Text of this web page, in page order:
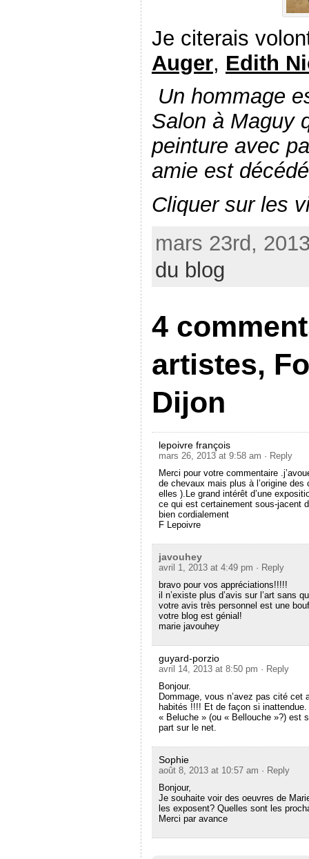
Je citerais
Auger, Edith
Un hommage
Salon à Maguy
peinture avec
amie est
Cliquer sur les
mars 23rd,
du blog
4
artistes,
Dijon
lepoivre françois
mars 26, 2013 at 9:58 am · Reply
Merci pour votre commentaire
de chevaux mais plus à l’origine des
elles ).Le grand intérêt d’une
ce qui est certainement sous-jacent
bien cordialement
F Lepoivre
javouhey
avril 1, 2013 at 4:49 pm · Reply
bravo pour vos appréciations!!!!!
il n’existe plus d’avis sur l’art sans
votre avis très personnel est une
votre blog est génial!
marie javouhey
guyard-porzio
avril 14, 2013 at 8:50 pm · Reply
Bonjour.
Dommage, vous n’avez pas cité
habités !!!! Et de façon si
« Beluche » (ou « Bellouche »?) est
part sur le net.
Sophie
août 8, 2013 at 10:57 am · Reply
Bonjour,
Je souhaite voir des oeuvres de
les exposent? Quelles sont les
Merci par avance